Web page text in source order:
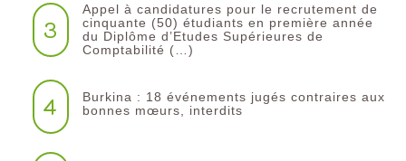
3
Appel à candidatures pour le recrutement de
cinquante (50) étudiants en première année
du Diplôme d’Etudes Supérieures de
Comptabilité (…)
4
Burkina : 18 événements jugés contraires aux
bonnes mœurs, interdits